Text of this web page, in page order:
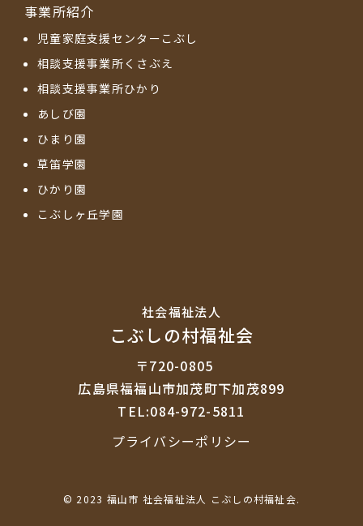
事業所紹介
児童家庭支援センターこぶし
相談支援事業所くさぶえ
相談支援事業所ひかり
あしび園
ひまり園
草笛学園
ひかり園
こぶしヶ丘学園
社会福祉法⼈
こぶしの村福祉会
〒720-0805
広島県福福山市加茂町下加茂899
TEL:084-972-5811
プライバシーポリシー
© 2023 福山市 社会福祉法人 こぶしの村福祉会.